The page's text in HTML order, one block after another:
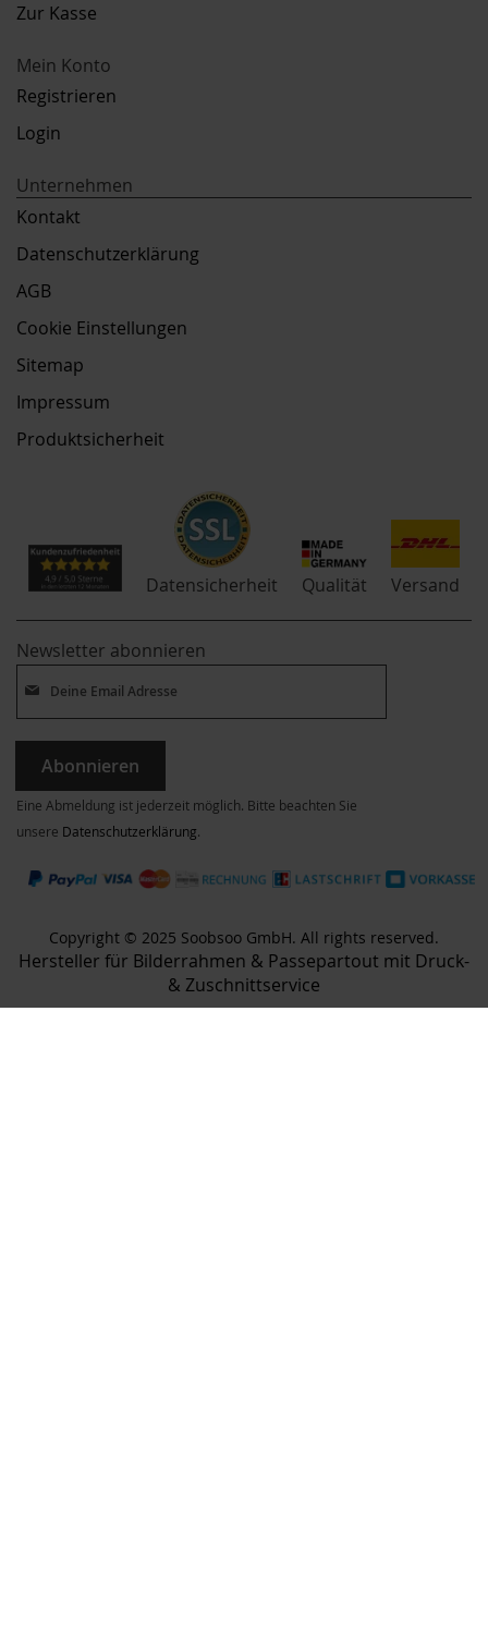
Zur Kasse
Mein Konto
Registrieren
Login
Unternehmen
Kontakt
Datenschutzerklärung
AGB
Cookie Einstellungen
Sitemap
Impressum
Produktsicherheit
Datensicherheit Qualität Versand
Newsletter abonnieren
Abonnieren
Eine Abmeldung ist jederzeit möglich. Bitte beachten Sie
unsere Datenschutzerklärung.
Copyright © 2025 Soobsoo GmbH. All rights reserved.
Hersteller für Bilderrahmen & Passepartout mit Druck-
& Zuschnittservice